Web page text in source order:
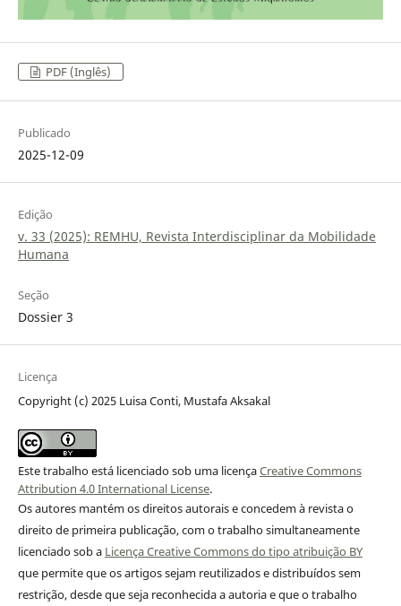
PDF (Inglês)
Publicado
2025-12-09
Edição
v. 33 (2025): REMHU, Revista Interdisciplinar da Mobilidade
Humana
Seção
Dossier 3
Licença
Copyright (c) 2025 Luisa Conti, Mustafa Aksakal
Este trabalho está licenciado sob uma licençaCreative Commons
Attribution 4.0 International License.
Os autores mantém os direitos autorais e concedem à revista o
direito de primeira publicação, com o trabalho simultaneamente
licenciado sob a Licença Creative Commons do tipo atribuição BY
que permite que os artigos sejam reutilizados e distribuídos sem
restrição, desde que seja reconhecida a autoria e que o trabalho